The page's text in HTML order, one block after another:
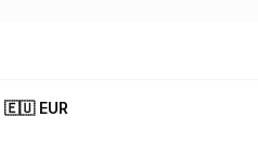
🇪🇺 EUR